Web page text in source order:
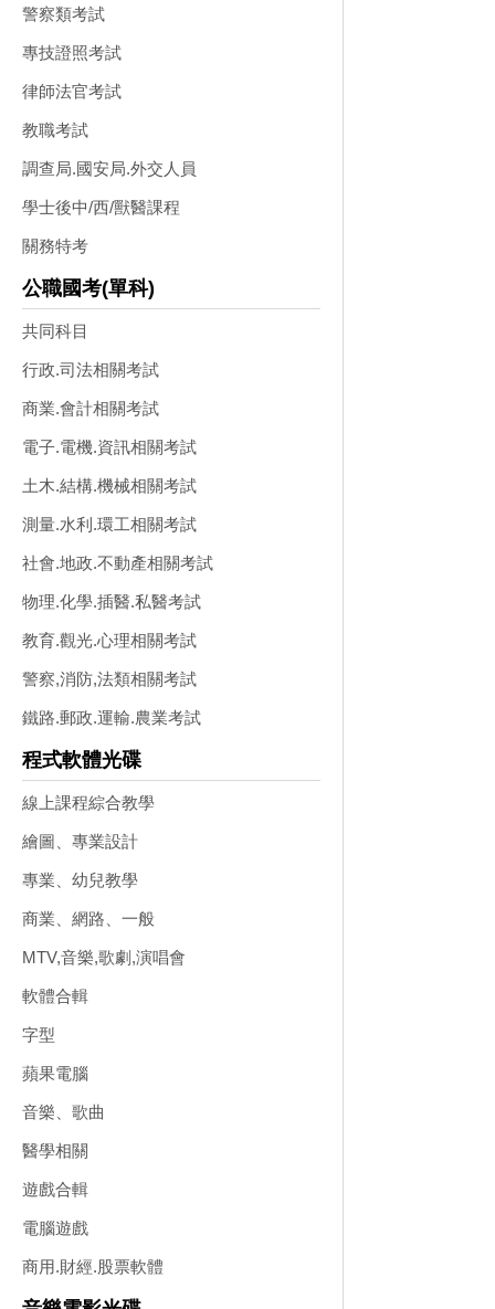
警察類考試
專技證照考試
律師法官考試
教職考試
調查局.國安局.外交人員
學士後中/西/獸醫課程
關務特考
公職國考(單科)
共同科目
行政.司法相關考試
商業.會計相關考試
電子.電機.資訊相關考試
土木.結構.機械相關考試
測量.水利.環工相關考試
社會.地政.不動產相關考試
物理.化學.插醫.私醫考試
教育.觀光.心理相關考試
警察,消防,法類相關考試
鐵路.郵政.運輸.農業考試
程式軟體光碟
線上課程綜合教學
繪圖、專業設計
專業、幼兒教學
商業、網路、一般
MTV,音樂,歌劇,演唱會
軟體合輯
字型
蘋果電腦
音樂、歌曲
醫學相關
遊戲合輯
電腦遊戲
商用.財經.股票軟體